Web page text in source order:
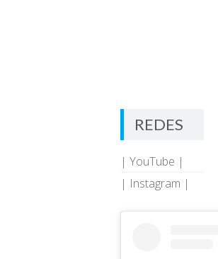
REDES
| YouTube |
| Instagram |